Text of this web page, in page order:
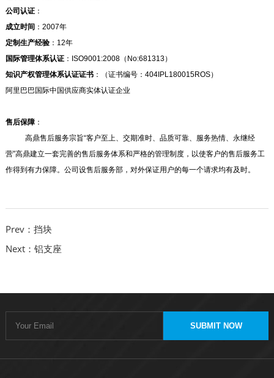
公司认证：
成立时间 ：2007年
定制生产经验：12年
国际管理体系认证：ISO9001:2008（No:681313）
知识产权管理体系认证证书：（证书编号：404IPL180015ROS）
阿里巴巴国际中国供应商实体认证企业
售后保障：
高鼎售后服务宗旨“客户至上、交期准时、品质可靠、服务热情、永继经
营”高鼎建立一套完善的售后服务体系和严格的管理制度，以使客户的售后服务工
作得到有力保障。公司设售后服务部，对外保证用户的每一个请求均有及时。
Prev：挡块
Next：铝支座
SUBMIT NOW